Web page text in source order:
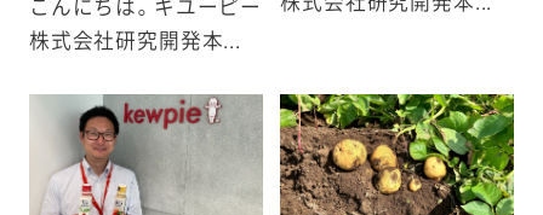
こんにちは。キユーピー
株式会社研究開発本...